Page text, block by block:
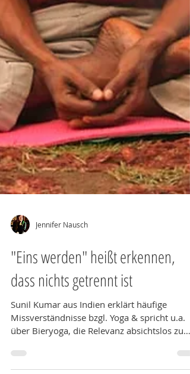
Jennifer Nausch
"Eins werden" heißt erkennen,
dass nichts getrennt ist
Sunil Kumar aus Indien erklärt häufige
über Bieryoga, die Relevanz absichtslos zu
sein& Ashrams